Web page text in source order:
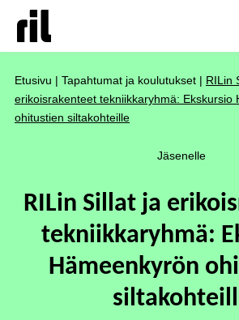
Etusivu | Tapahtumat ja koulutukset | RILin
erikoisrakenteet tekniikkaryhmä: Ekskursio
ohitustien siltakohteille
Jäsenelle
RILin Sillat ja
tekniikkaryhmä:
Hämeenkyrön